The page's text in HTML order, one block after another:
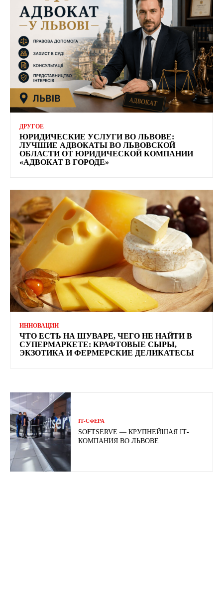
ДРУГОЕ
ЮРИДИЧЕСКИЕ УСЛУГИ ВО ЛЬВОВЕ:
ЛУЧШИЕ АДВОКАТЫ ВО ЛЬВОВСКОЙ
ОБЛАСТИ ОТ ЮРИДИЧЕСКОЙ КОМПАНИИ
«АДВОКАТ В ГОРОДЕ»
ИННОВАЦИИ
ЧТО ЕСТЬ НА ШУВАРЕ, ЧЕГО НЕ НАЙТИ В
СУПЕРМАРКЕТЕ: КРАФТОВЫЕ СЫРЫ,
ЭКЗОТИКА И ФЕРМЕРСКИЕ ДЕЛИКАТЕСЫ
ІТ-СФЕРА
SOFTSERVE — КРУПНЕЙШАЯ ІТ-
КОМПАНИЯ ВО ЛЬВОВЕ